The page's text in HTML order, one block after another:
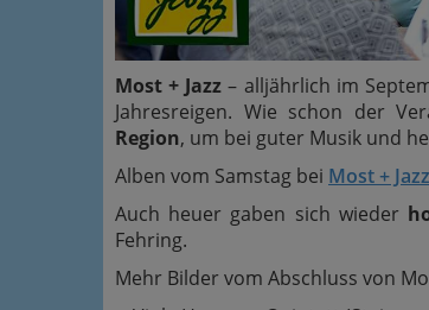
Most + Jazz – alljährlich im
Jahresreigen. Wie schon der
Region, um bei guter Musik und
Alben vom Samstag bei Most +
Auch heuer gaben sich wieder
Fehring.
Mehr Bilder vom Abschluss von